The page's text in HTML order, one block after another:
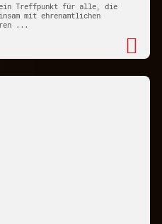
ein Treffpunkt für alle, die
mit ehrenamtlichen
...